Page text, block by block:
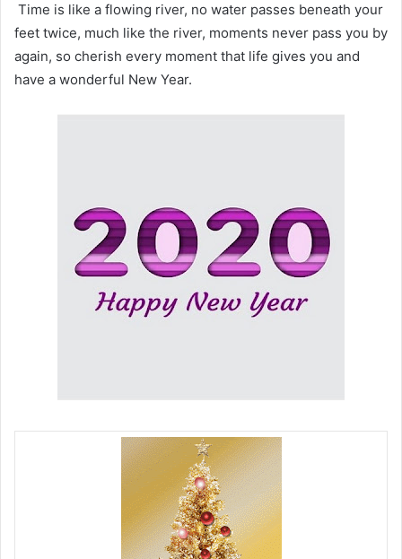
Time is like a flowing river, no water passes beneath your
feet twice, much like the river, moments never pass you by
again, so cherish every moment that life gives you and
have a wonderful New Year.